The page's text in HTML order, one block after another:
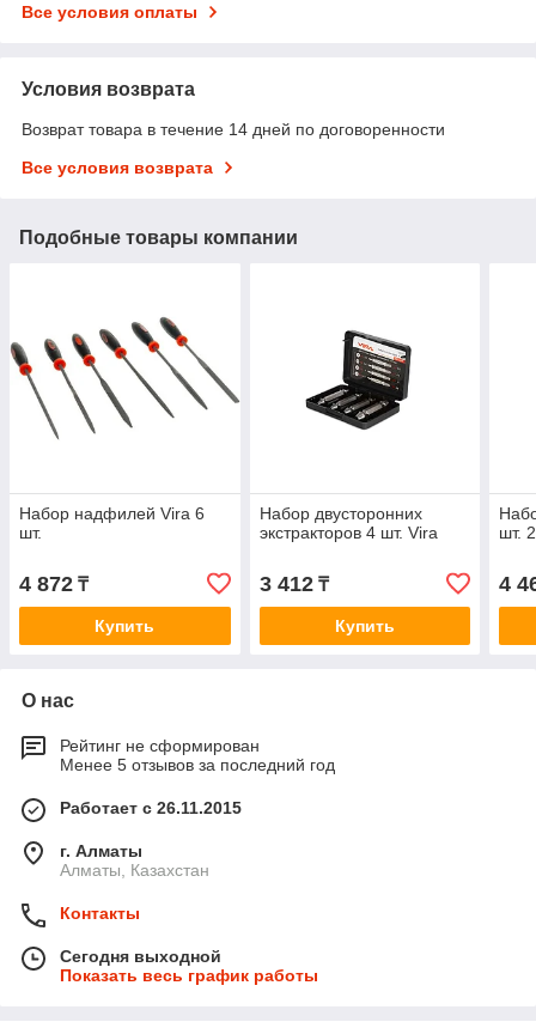
Все условия оплаты
Условия возврата
Возврат товара в течение 14 дней по договоренности
Все условия возврата
Подобные товары компании
Набор надфилей Vira 6
шт.
4 872 ₸
Купить
Набор двусторонних
экстракторов 4 шт. Vira
3 412₸
Купить
шт.
4
О нас
Рейтинг не сформирован
Менее 5 отзывов за последний год
Работает с 26.11.2015
г. Алматы
Алматы, Казахстан
Контакты
Сегодня выходной
Показать весь график работы